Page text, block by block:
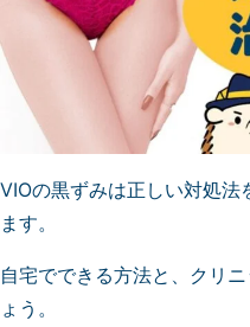
VIOの黒ずみは正しい対処法
ます。
自宅でできる方法と、クリ
ょう。